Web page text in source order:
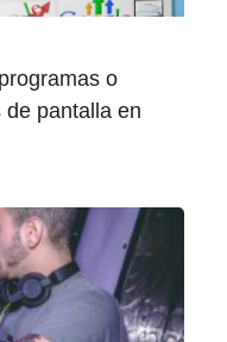
o
pantalla en